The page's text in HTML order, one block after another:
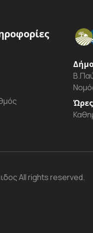
All rights reserved.